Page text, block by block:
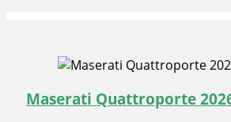
navigation
Maserati Quattroporte